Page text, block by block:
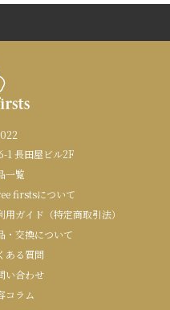
1 長田屋ビル2F
一覧
firstsについて
用ガイド（特定商取引法）
・交換について
ある質問
い合わせ
コラム